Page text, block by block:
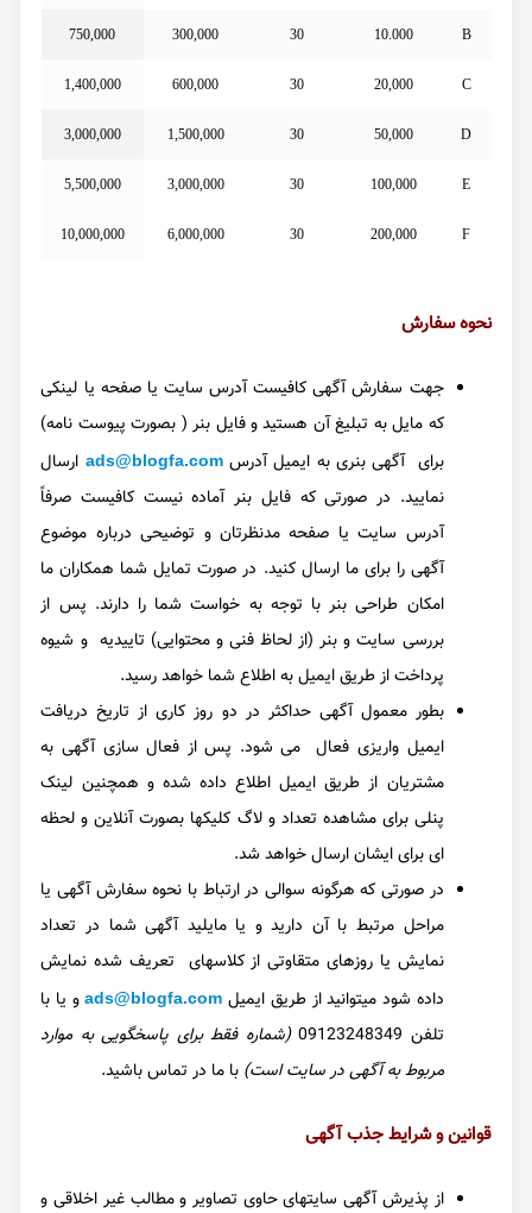
B
10.000
30
300,000
750,000
C
20,000
30
600,000
1,400,000
D
50,000
30
1,500,000
3,000,000
E
100,000
30
3,000,000
5,500,000
F
200,000
30
6,000,000
10,000,000
نحوه سفارش
جهت سفارش آگهی کافیست آدرس سایت یا صفحه یا لینکی
که مایل به تبلیغ آن هستید و فایل بنر ( بصورت پیوست نامه)
برای آگهی بنری به ایمیل آدرسads@blogfa.com ارسال
نمایید. در صورتی که فایل بنر آماده نیست کافیست صرفاً
آدرس سایت یا صفحه مدنظرتان و توضیحی درباره موضوع
آگهی را برای ما ارسال کنید. در صورت تمایل شما همکاران ما
امکان طراحی بنر با توجه به خواست شما را دارند. پس از
بررسی سایت و بنر (از لحاظ فنی و محتوایی) تاییدیه و شیوه
پرداخت از طریق ایمیل به اطلاع شما خواهد رسید.
بطور معمول آگهی حداکثر در دو روز کاری از تاریخ دریافت
ایمیل واریزی فعال می شود. پس از فعال سازی آگهی به
مشتریان از طریق ایمیل اطلاع داده شده و همچنین لینک
پنلی برای مشاهده تعداد و لاگ کلیکها بصورت آنلاین و لحظه
ای برای ایشان ارسال خواهد شد.
در صورتی که هرگونه سوالی در ارتباط با نحوه سفارش آگهی یا
مراحل مرتبط با آن دارید و یا مایلید آگهی شما در تعداد
نمایش یا روزهای متقاوتی از کلاسهای تعریف شده نمایش
داده شود میتوانید از طریق ایمیل ads@blogfa.comو یا با
تلفن 09123248349
(شماره فقط برای پاسخگویی به موارد
مربوط به آگهی در سایت است) با ما در تماس باشید.
قوانین و شرایط جذب آگهی
از پذیرش آگهی سایتهای حاوی تصاویر و مطالب غیر اخلاقی و